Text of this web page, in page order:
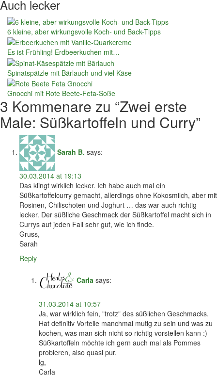
Auch lecker
6 kleine, aber wirkungsvolle Koch- und Back-Tipps
Es ist Frühling! Erdbeerkuchen mit…
Spinatspätzle mit Bärlauch und viel Käse
Gnocchi mit Rote Beete-Feta-Soße
3 Kommenare zu “Zwei erste
Male: Süßkartoffeln und Curry”
Sarah B. says:
30.03.2014 at 19:13
Das klingt wirklich lecker. Ich habe auch mal ein
Süßkartoffelcurry gemacht, allerdings ohne Kokosmilch, aber mit
Rosinen, Chilischoten und Joghurt … das war auch richtig
lecker. Der süßliche Geschmack der Süßkartoffel macht sich in
Currys auf jeden Fall sehr gut, wie ich finde.
Gruss,
Sarah
Reply
Carla says:
31.03.2014 at 10:57
Ja, war wirklich fein, "trotz" des süßlichen Geschmacks.
Hat definitiv Vorteile manchmal mutig zu sein und was zu
kochen, was man sich nicht so richtig vorstellen kann :)
Süßkartoffeln möchte ich gern auch mal als Pommes
probieren, also quasi pur.
lg,
Carla